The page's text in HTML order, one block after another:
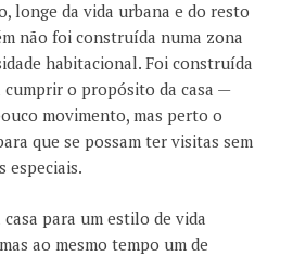
longe da vida urbana e do resto
não foi construída numa zona
habitacional. Foi construída
o propósito da casa —
movimento, mas perto o
que se possam ter visitas sem
especiais.
para um estilo de vida
ao mesmo tempo um de